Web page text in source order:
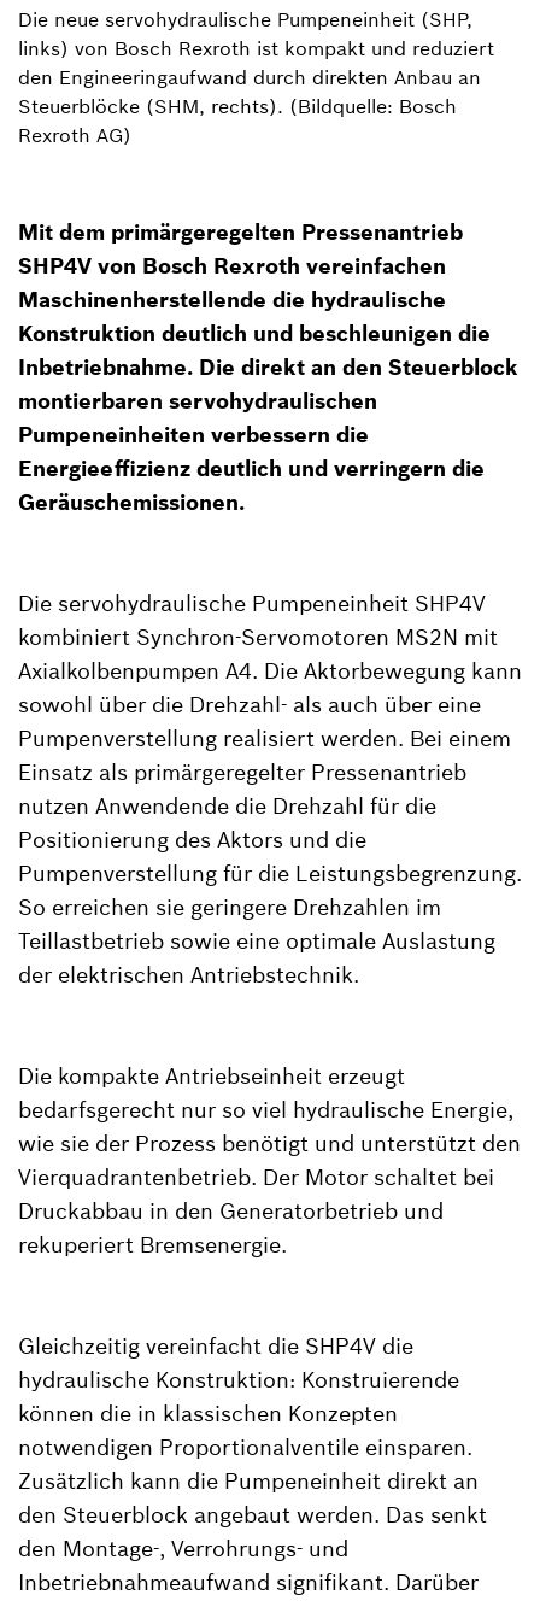
Die neue servohydraulische Pumpeneinheit (SHP,
links) von Bosch Rexroth ist kompakt und reduziert
den Engineeringaufwand durch direkten Anbau an
Steuerblöcke (SHM, rechts). (Bildquelle: Bosch
Rexroth AG)
Mit dem primärgeregelten Pressenantrieb
SHP4V von Bosch Rexroth vereinfachen
Maschinenherstellende die hydraulische
Konstruktion deutlich und beschleunigen die
Inbetriebnahme. Die direkt an den Steuerblock
montierbaren servohydraulischen
Pumpeneinheiten verbessern die
Energieeffizienz deutlich und verringern die
Geräuschemissionen.
Die servohydraulische Pumpeneinheit SHP4V
kombiniert Synchron-Servomotoren MS2N mit
Axialkolbenpumpen A4. Die Aktorbewegung kann
sowohl über die Drehzahl- als auch über eine
Pumpenverstellung realisiert werden. Bei einem
Einsatz als primärgeregelter Pressenantrieb
nutzen Anwendende die Drehzahl für die
Positionierung des Aktors und die
Pumpenverstellung für die Leistungsbegrenzung.
So erreichen sie geringere Drehzahlen im
Teillastbetrieb sowie eine optimale Auslastung
der elektrischen Antriebstechnik.
Die kompakte Antriebseinheit erzeugt
bedarfsgerecht nur so viel hydraulische Energie,
wie sie der Prozess benötigt und unterstützt den
Vierquadrantenbetrieb. Der Motor schaltet bei
Druckabbau in den Generatorbetrieb und
rekuperiert Bremsenergie.
Gleichzeitig vereinfacht die SHP4V die
hydraulische Konstruktion: Konstruierende
können die in klassischen Konzepten
notwendigen Proportionalventile einsparen.
Zusätzlich kann die Pumpeneinheit direkt an
den Steuerblock angebaut werden. Das senkt
den Montage-, Verrohrungs- und
Inbetriebnahmeaufwand signifikant. Darüber